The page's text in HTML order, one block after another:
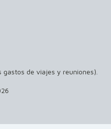
de viajes y reuniones).